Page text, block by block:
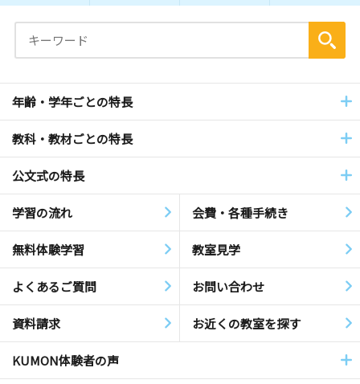
年齢・学年ごとの特長
教科・教材ごとの特長
公文式の特長
学習の流れ 会費・各種手続き
無料体験学習 教室見学
よくあるご質問 お問い合わせ
資料請求 お近くの教室を探す
KUMON体験者の声